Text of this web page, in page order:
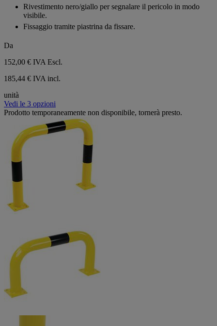
recensioni
Rivestimento nero/giallo per segnalare il pericolo in modo
visibile.
Fissaggio tramite piastrina da fissare.
Da
152,00 € IVA Escl.
185,44 € IVA incl.
unità
Vedi le 3 opzioni
Prodotto temporaneamente non disponibile, tornerà presto.